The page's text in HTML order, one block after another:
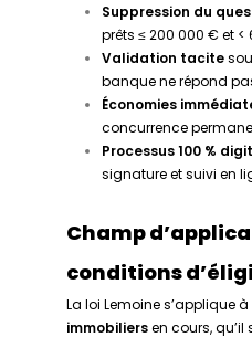
Suppression du
prêts ≤ 200 000 € et <
Validation tacite
banque ne répond
Économies
concurrence
Processus 100 %
signature et suivi en
Champ
conditions
La loi Lemoine s’applique
immobiliersen cours, qu’il